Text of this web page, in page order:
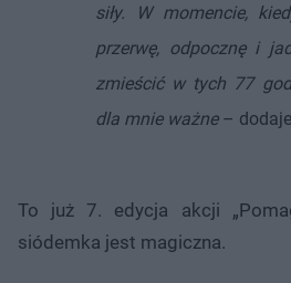
siły. W momencie,
przerwę, odpocznę i
zmieścić w tych 77
dla mnie ważne– dodaje
To już 7. edycja akcji
siódemka jest magiczna.